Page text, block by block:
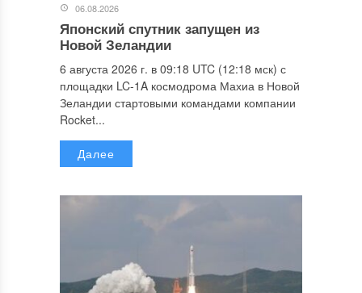
06.08.2026
Японский спутник запущен из
Новой Зеландии
6 августа 2026 г. в 09:18 UTC (12:18 мск) с
площадки LC-1A космодрома Махиа в Новой
Зеландии стартовыми командами компании
Rocket...
Далее